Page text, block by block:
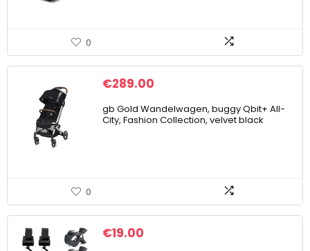
0
€289.00
gb Gold Wandelwagen, buggy Qbit+ All-
City, Fashion Collection, velvet black
0
€19.00